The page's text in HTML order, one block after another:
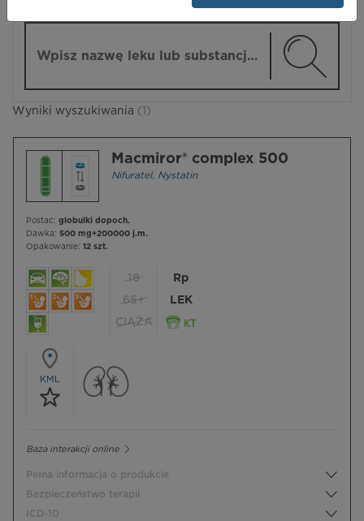
Wyniki wyszukiwania (1)
Macmiror® complex 500
Nifuratel, Nystatin
Postać: globulki dopoch.
Dawka: 500 mg+200000 j.m.
Opakowanie: 12 szt.
18
65+
CIĄŻA
Rp
LEK
KML
Baza interakcji online
Pełna informacja o produkcie
Bezpieczeństwo terapii
ICD-10